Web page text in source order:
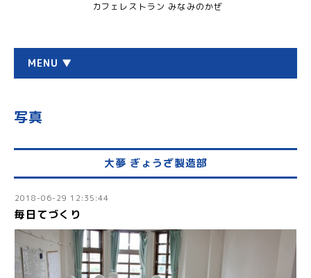
カフェレストラン みなみのかぜ
MENU ▼
写真
大夢 ぎょうざ製造部
2018-06-29 12:35:44
毎日てづくり